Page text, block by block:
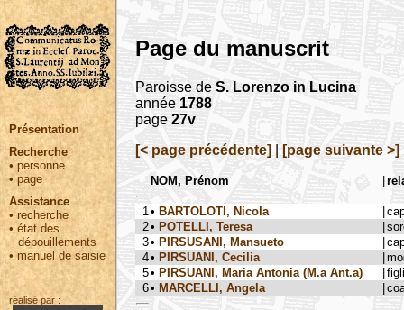
Présentation
Recherche
• personne
•page
Assistance
• recherche
•état des
dépouillements
•manuel de saisie
réalisé par :
Page du manuscrit
Paroisse de S. Lorenzo in Lucina
année 1788
page 27v
[< page précédente]
[page suivante >]
NOM, Prénom
1 • BARTOLOTI, Nicola
2• POTELLI, Teresa
3• PIRSUSANI, Mansueto
4• PIRSUANI, Cecilia
5• PIRSUANI, Maria Antonia (M.a Ant.a)
6• MARCELLI, Angela